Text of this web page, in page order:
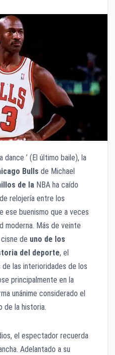
dance ’ (El último baile), la
Bulls de Michael
de la NBA ha caído
relojería entre los
ese buenismo que a veces
moderna. Más de veinte
de uno de los
del deporte, el
las interioridades de los
principalmente en la
unánime considerado el
de la historia.
el espectador recuerda
Adelantado a su